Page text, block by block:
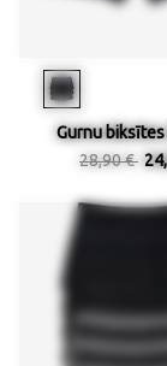
Gurnu biksītes
28,90 €